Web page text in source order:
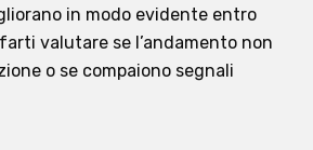
in modo evidente entro
valutare se l’andamento non
o se compaiono segnali